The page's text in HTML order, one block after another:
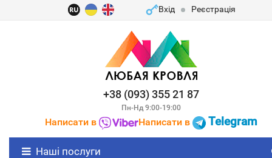
Вхід Реєстрація
+38 (093) 355 21 87
Пн-Нд 9:00-19:00
Написати в Написати в Telegram
Наші послуги